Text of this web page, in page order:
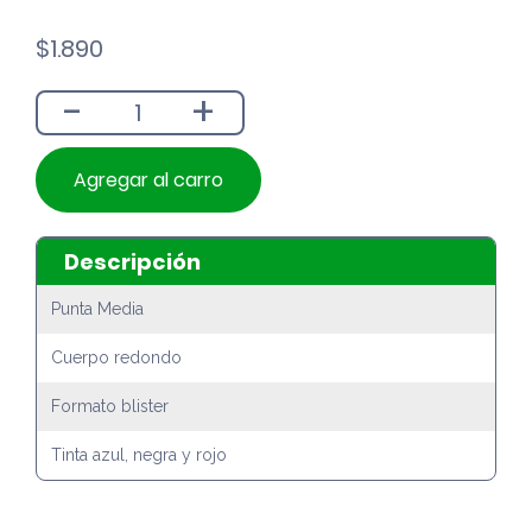
$1.890
- +
Agregar al carro
Descripción
Punta Media
Cuerpo redondo
Formato blister
Tinta azul, negra y rojo